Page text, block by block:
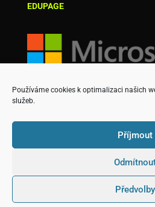
Používáme cookies k optimalizaci našich
služeb.
Příjmout
Předvolby
EDUPAGE
Copyright © Střední škola
odborná škola,
Designed & created by